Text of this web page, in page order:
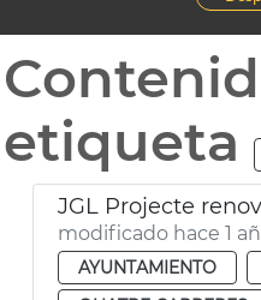
etiqueta
JGL Projecte
modificado hace 1
AYUNTAMIENTO